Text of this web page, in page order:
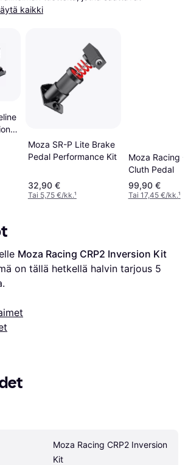
kaikki
Moza SR-P Lite Brake
Pedal Performance Kit
32,90 €
Tai 5,75 €/kk.¹
Moza Racing
Cluth Pedal
99,90 €
Tai 17,45 €/kk.¹
Moza Racing CRP2 Inversion Kit
on tällä hetkellä halvin tarjous 5
Moza Racing CRP2 Inversion
Kit